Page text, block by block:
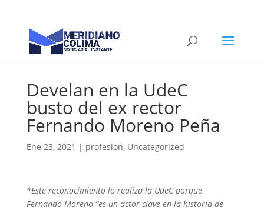
Develan en la UdeC
busto del ex rector
Fernando Moreno Peña
Ene 23, 2021 | profesion, Uncategorized
*Este reconocimiento lo realiza la UdeC porque
Fernando Moreno “es un actor clave en la historia de